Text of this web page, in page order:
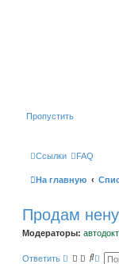
Пропустить
Ссылки FAQ
На главную
Продам
Модераторы:
Ответить
П Р